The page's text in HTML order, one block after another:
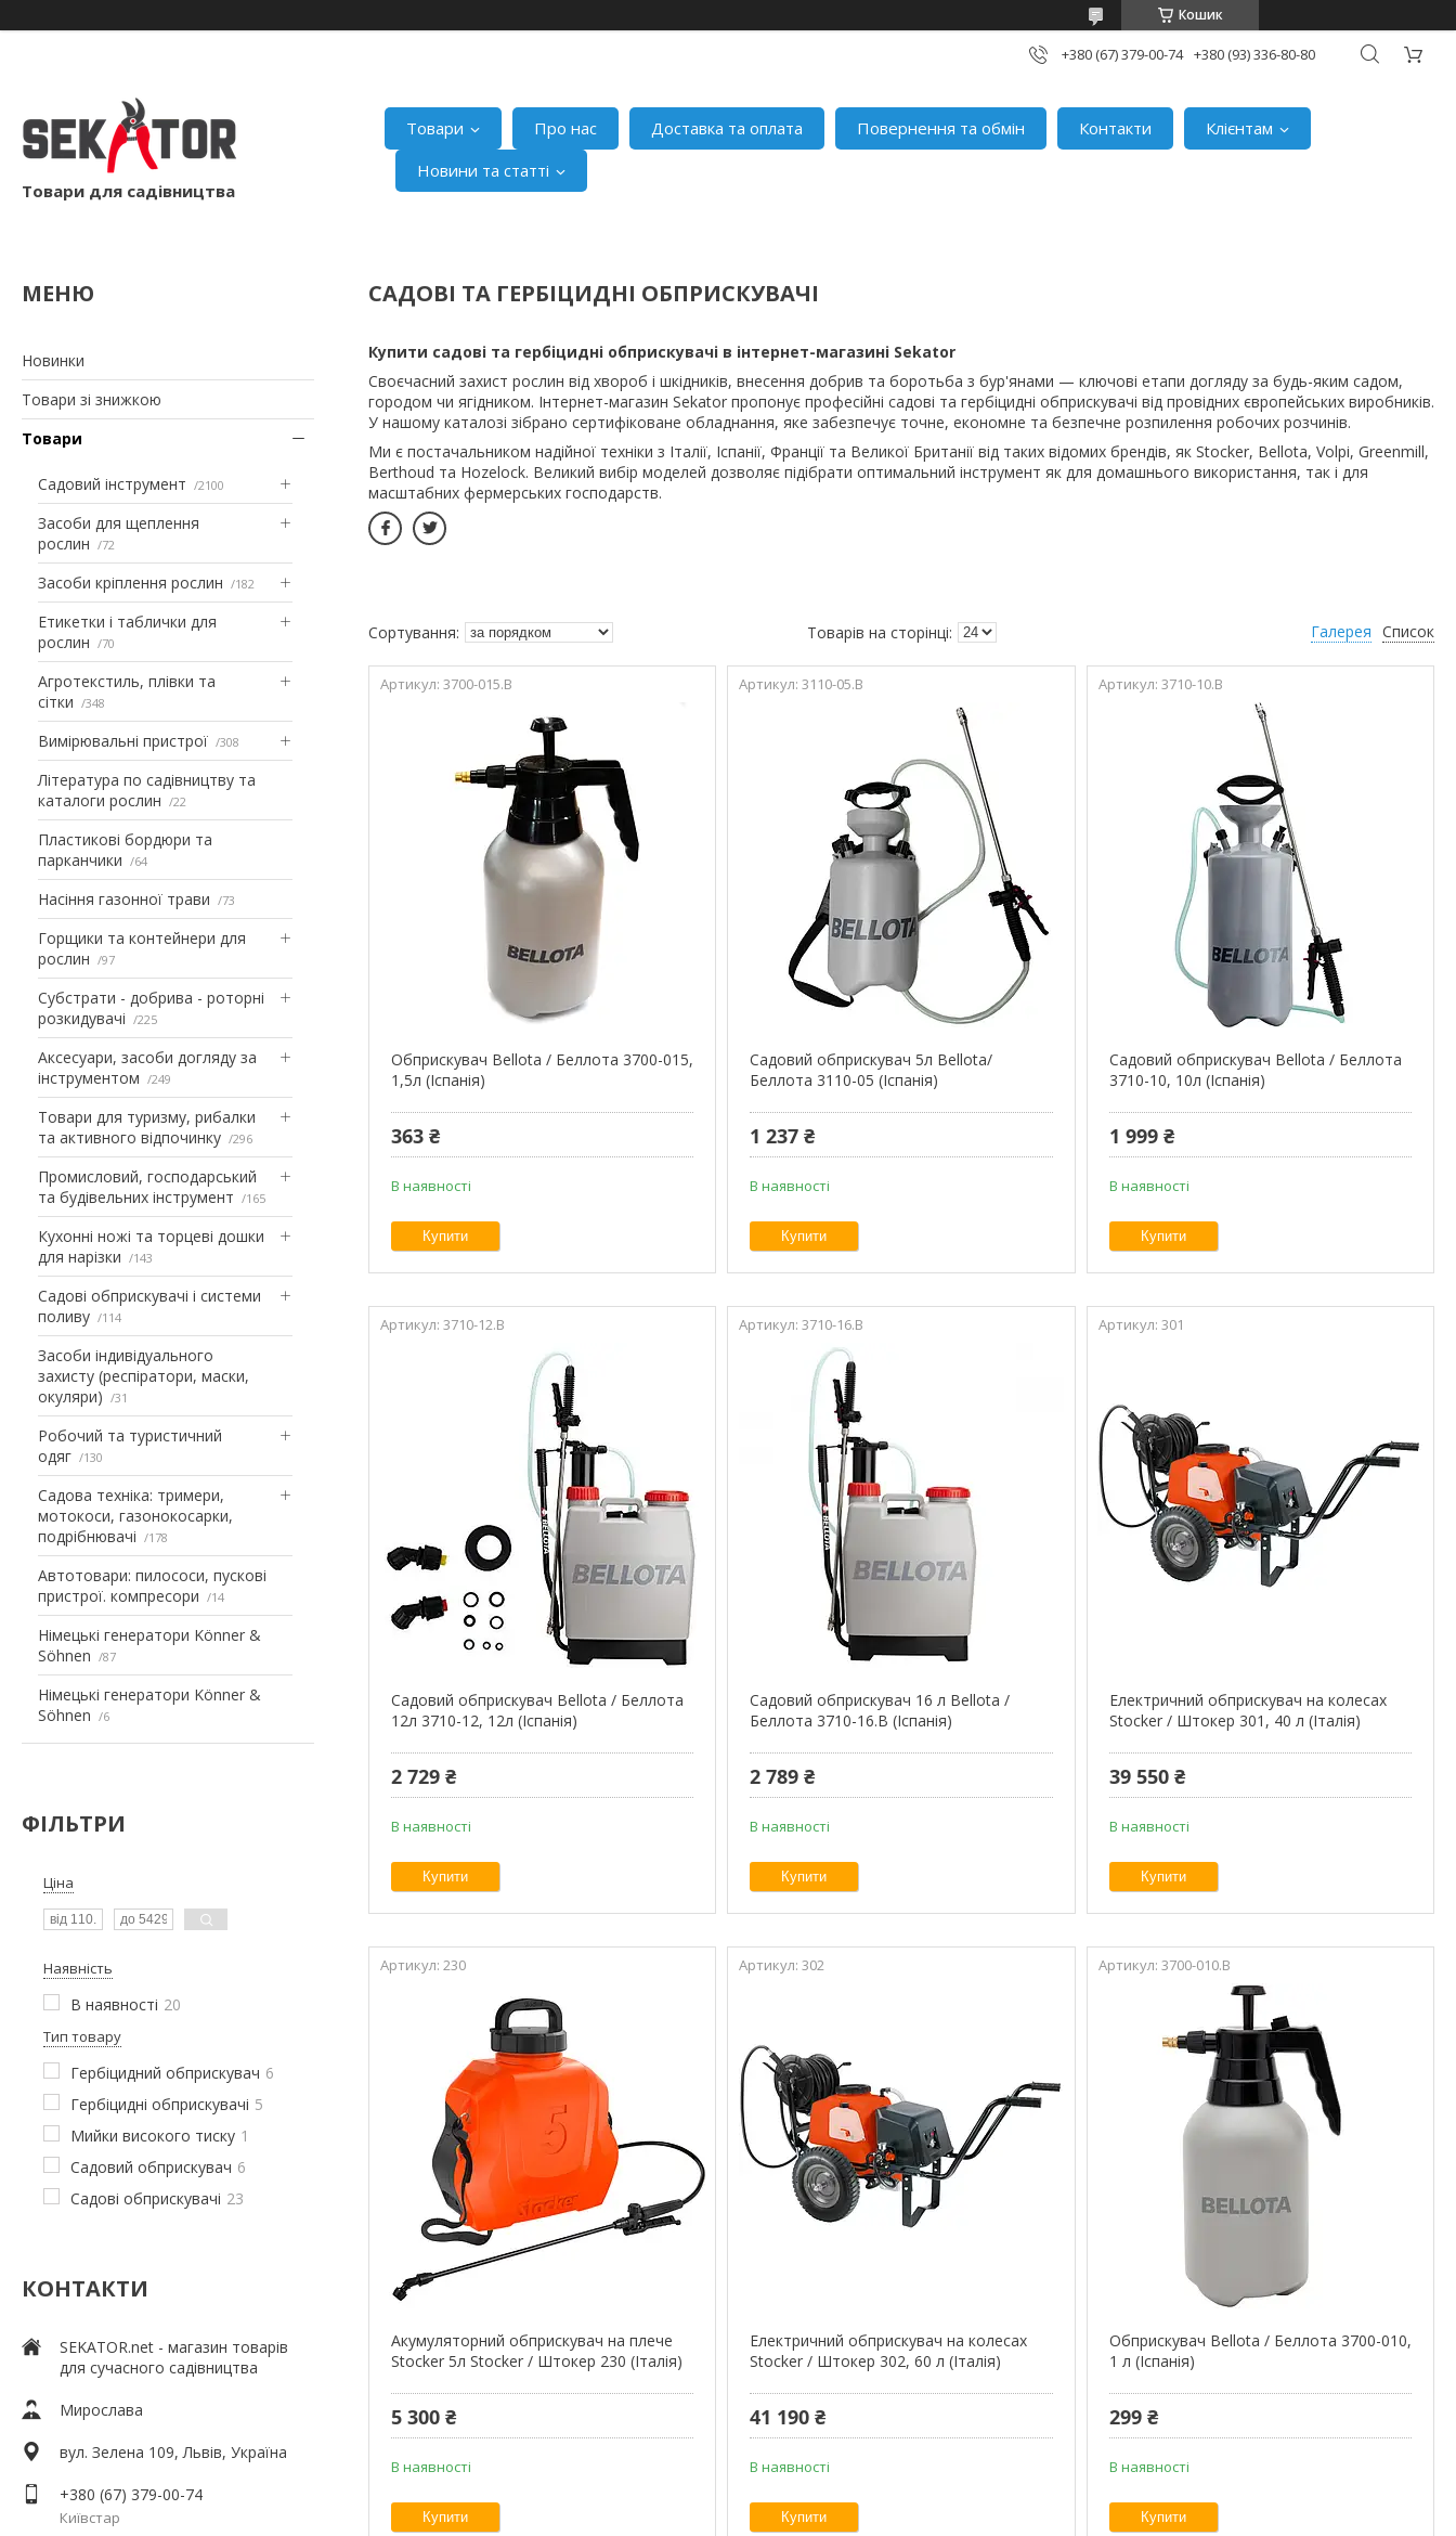
Кошик
+380 (67) 379-00-74 +380 (93) 336-80-80
Товари для садівництва
Товари Про нас Доставка та оплата Повернення та обмін Контакти
Клієнтам
Новини та статті
Новинки
Товари зі знижкою
Товари
Садовий інструмент 2100
Засоби для щеплення
рослин
72
Засоби кріплення рослин 182
Етикетки і таблички для
рослин
70
Агротекстиль, плівки та
сітки
348
Вимірювальні пристрої 308
Література по садівництву та
каталоги рослин
22
Пластикові бордюри та
парканчики
64
Насіння газонної трави 73
Горщики та контейнери для
рослин
97
Субстрати - добрива - роторні
розкидувачі
225
Аксесуари, засоби догляду за
інструментом
249
Товари для туризму, рибалки
та активного відпочинку
296
Промисловий, господарський
та будівельних інструмент
165
Кухонні ножі та торцеві дошки
для нарізки
143
Садові обприскувачі і системи
поливу
114
Засоби індивідуального
захисту (респіратори, маски,
окуляри)
31
Робочий та туристичний
одяг
130
Садова техніка: тримери,
мотокоси, газонокосарки,
подрібнювачі
178
Автотовари: пилососи, пускові
пристрої. компресори
14
Німецькі генератори Könner &
Söhnen
87
Німецькі генератори Könner &
Söhnen
6
ФІЛЬТРИ
Ціна
Наявність
В наявності 20
Тип товару
Гербіцидний обприскувач 6
Гербіцидні обприскувачі 5
Мийки високого тиску 1
Садовий обприскувач 6
Садові обприскувачі 23
КОНТАКТИ
SEKATOR.net - магазин товарів
для сучасного садівництва
Мирослава
вул. Зелена 109, Львів, Україна
+380 (67) 379-00-74
Київстар
САДОВІ ТА ГЕРБІЦИДНІ ОБПРИСКУВАЧІ
Купити садові та гербіцидні обприскувачі в інтернет-магазині Sekator
Своєчасний захист рослин від хвороб і шкідників, внесення добрив та боротьба з бур'янами — ключові етапи догляду за будь-яким садом,
городом чи ягідником. Інтернет-магазин Sekator пропонує професійні садові та гербіцидні обприскувачі від провідних європейських виробників.
У нашому каталозі зібрано сертифіковане обладнання, яке забезпечує точне, економне та безпечне розпилення робочих розчинів.
Ми є постачальником надійної техніки з Італії, Іспанії, Франції та Великої Британії від таких відомих брендів, як Stocker, Bellota, Volpi, Greenmill,
Berthoud та Hozelock. Великий вибір моделей дозволяє підібрати оптимальний інструмент як для домашнього використання, так і для
масштабних фермерських господарств.
Галерея Список
3700-015.B
Обприскувач Bellota / Беллота 3700-015,
1,5л (Іспанія)
363 ₴
В наявності
Купити
3110-05.B
Садовий обприскувач 5л Bellota/
Беллота 3110-05 (Іспанія)
1 237 ₴
В наявності
Купити
3710-10.B
Садовий обприскувач Bellota / Беллота
3710-10, 10л (Іспанія)
1 999 ₴
В наявності
Купити
3710-12.B
Садовий обприскувач Bellota / Беллота
12л 3710-12, 12л (Іспанія)
2 729 ₴
В наявності
Купити
3710-16.B
Садовий обприскувач 16 л Bellota /
Беллота 3710-16.B (Іспанія)
2 789 ₴
В наявності
Купити
301
Електричний обприскувач на колесах
Stocker / Штокер 301, 40 л (Італія)
39 550 ₴
В наявності
Купити
230
Акумуляторний обприскувач на плече
Stocker 5л Stocker / Штокер 230 (Італія)
5 300 ₴
В наявності
Купити
302
Електричний обприскувач на колесах
Stocker / Штокер 302, 60 л (Італія)
41 190 ₴
В наявності
Купити
3700-010.B
Обприскувач Bellota / Беллота 3700-010,
1 л (Іспанія)
299 ₴
В наявності
Купити